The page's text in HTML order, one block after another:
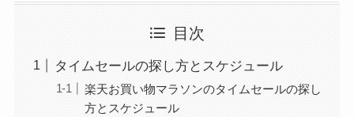
目次
タイムセールの探し方とスケジュール
楽天お買い物マラソンのタイムセールの探し
方とスケジュール